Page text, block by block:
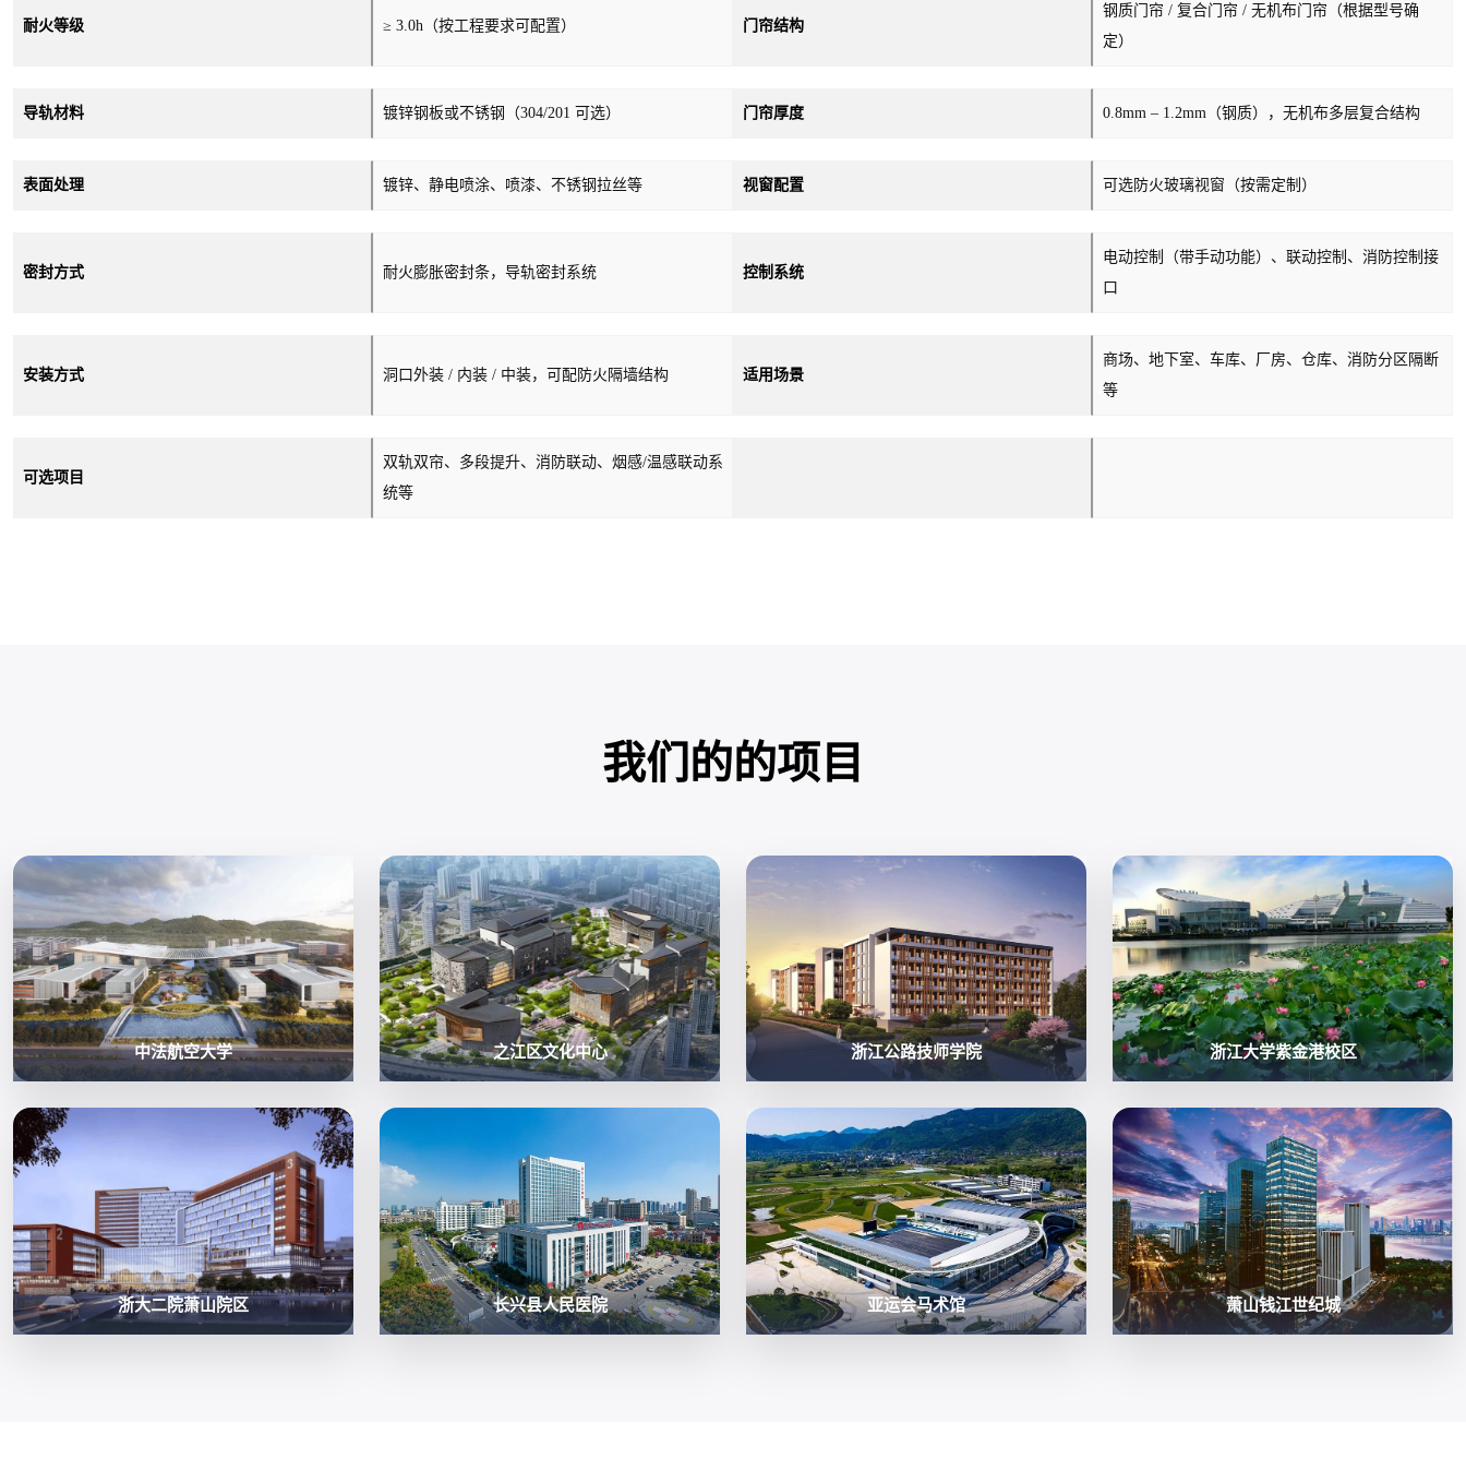
耐火等级 ≥ 3.0h（按工程要求可配置） 门帘结构
钢质门帘 / 复合门帘 / 无机布门帘（根据型号确
定）
导轨材料 镀锌钢板或不锈钢（304/201 可选） 门帘厚度 0.8mm – 1.2mm（钢质），无机布多层复合结构
表面处理 镀锌、静电喷涂、喷漆、不锈钢拉丝等 视窗配置 可选防火玻璃视窗（按需定制）
密封方式 耐火膨胀密封条，导轨密封系统 控制系统
电动控制（带手动功能）、联动控制、消防控制接
口
安装方式 洞口外装 / 内装 / 中装，可配防火隔墙结构 适用场景
商场、地下室、车库、厂房、仓库、消防分区隔断
等
可选项目
双轨双帘、多段提升、消防联动、烟感/温感联动系
统等
我们的的项目
中法航空大学 之江区文化中心 浙江公路技师学院 浙江大学紫金港校区
浙大二院萧山院区 长兴县人民医院 亚运会马术馆 萧山钱江世纪城